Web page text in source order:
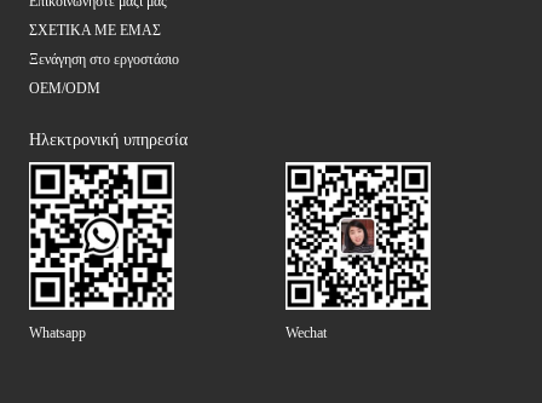
ΣΧΕΤΙΚΑ ΜΕ ΕΜΑΣ
Ξενάγηση στο εργοστάσιο
OEM/ODM
Ηλεκτρονική υπηρεσία
Whatsapp Wechat